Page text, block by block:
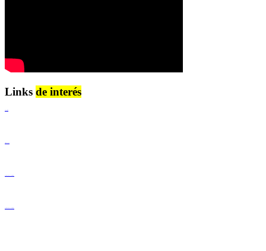
Links de interés